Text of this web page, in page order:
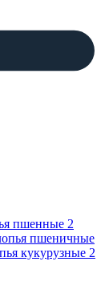
пшенные 2
пшеничные
кукурузные 2